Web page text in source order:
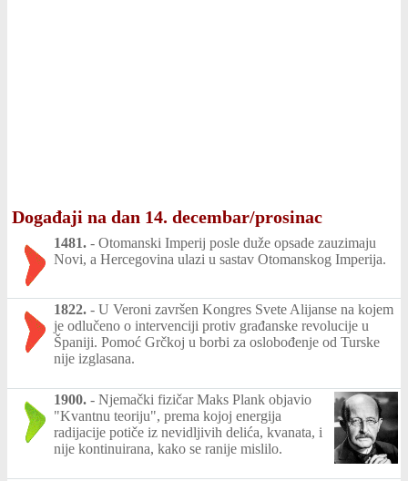
Događaji na dan 14. decembar/prosinac
1481. - Otomanski Imperij posle duže opsade zauzimaju
Novi, a Hercegovina ulazi u sastav Otomanskog Imperija.
1822. - U Veroni završen Kongres Svete Alijanse na kojem
je odlučeno o intervenciji protiv građanske revolucije u
Španiji. Pomoć Grčkoj u borbi za oslobođenje od Turske
nije izglasana.
1900. - Njemački fizičar Maks Plank objavio
"Kvantnu teoriju", prema kojoj energija
radijacije potiče iz nevidljivih delića, kvanata, i
nije kontinuirana, kako se ranije mislilo.